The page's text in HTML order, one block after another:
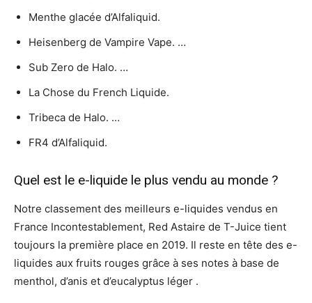
Menthe glacée d’Alfaliquid.
Heisenberg de Vampire Vape. …
Sub Zero de Halo. …
La Chose du French Liquide.
Tribeca de Halo. …
FR4 d’Alfaliquid.
Quel est le e-liquide le plus vendu au monde ?
Notre classement des meilleurs e-liquides vendus en
France Incontestablement, Red Astaire de T-Juice tient
toujours la première place en 2019. Il reste en tête des e-
liquides aux fruits rouges grâce à ses notes à base de
menthol, d’anis et d’eucalyptus léger .